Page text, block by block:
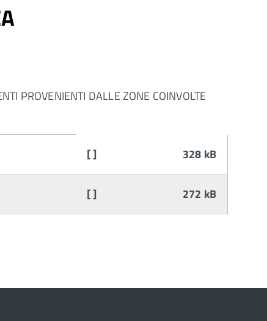
PROVENIENTI DALLE ZONE COINVOLTE
[ ] 328 kB
[ ] 272 kB